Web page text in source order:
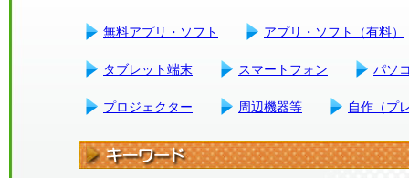
無料アプリ・ソフト アプリ・ソフト（有料）
タブレット端末 スマートフォン パソ
プロジェクター 周辺機器等 自作（プ